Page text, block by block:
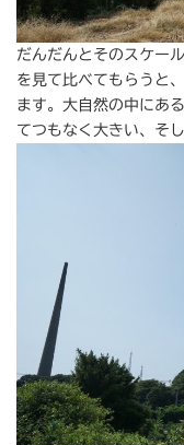
だんだんとそのスケー
を見て比べてもらうと
ます。大自然の中にあ
てつもなく大きい、そし